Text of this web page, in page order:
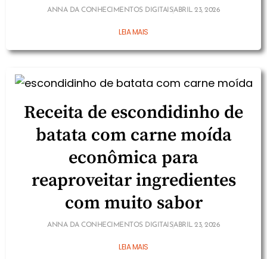
ANNA DA CONHECIMENTOS DIGITAISABRIL 23, 2026
LEIA MAIS
Receita de escondidinho de
batata com carne moída
econômica para
reaproveitar ingredientes
com muito sabor
ANNA DA CONHECIMENTOS DIGITAISABRIL 23, 2026
LEIA MAIS